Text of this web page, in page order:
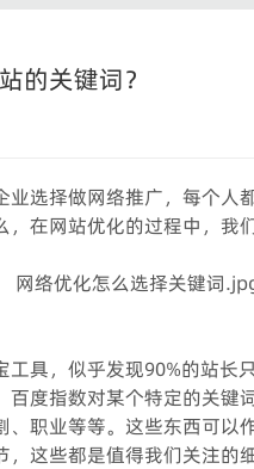
的关键词？
选择做网络推广，每个人
在网站优化的过程中，我
具，似乎发现90%的站长
度指数对某个特定的关键
职业等等。这些东西可以
这些都是值得我们关注的